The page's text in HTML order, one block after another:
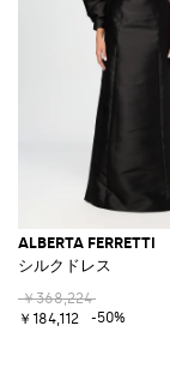
ALBERTA FERRETTI
シルクドレス
￥368,224
￥184,112
-50%